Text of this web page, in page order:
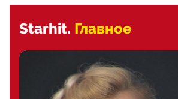
Starhit. Главное